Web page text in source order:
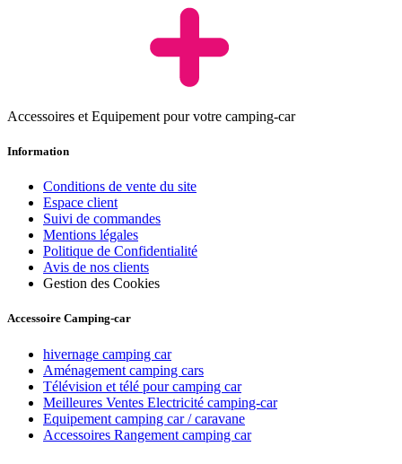
Accessoires et Equipement pour votre camping-car
Information
Conditions de vente du site
Espace client
Suivi de commandes
Mentions légales
Politique de Confidentialité
Avis de nos clients
Gestion des Cookies
Accessoire Camping-car
hivernage camping car
Aménagement camping cars
Télévision et télé pour camping car
Meilleures Ventes Electricité camping-car
Equipement camping car / caravane
Accessoires Rangement camping car